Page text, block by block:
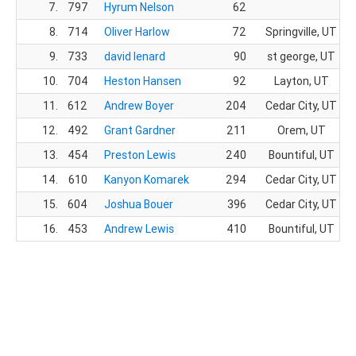
7. 797 Hyrum Nelson
62
8.
714 Oliver Harlow 72
Springville, UT
9.
733 david lenard 90
st george, UT
10.
704 Heston Hansen 92
Layton, UT
11.
612 Andrew Boyer 204
Cedar City, UT
12.
492 Grant Gardner 211
Orem, UT
13.
454 Preston Lewis 240
Bountiful, UT
14.
610 Kanyon Komarek 294
Cedar City, UT
15.
604 Joshua Bouer 396
Cedar City, UT
16.
453 Andrew Lewis 410 Bountiful, UT